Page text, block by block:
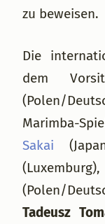
zu beweisen.
Die
dem
(Polen/
Marimba-
Sakai
(Polen/
Tadeusz